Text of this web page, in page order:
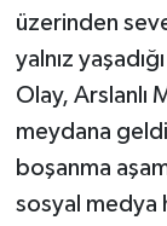
üzerinden
yalnız
Olay, Arslanlı
meydana
boşanma
sosyal medya